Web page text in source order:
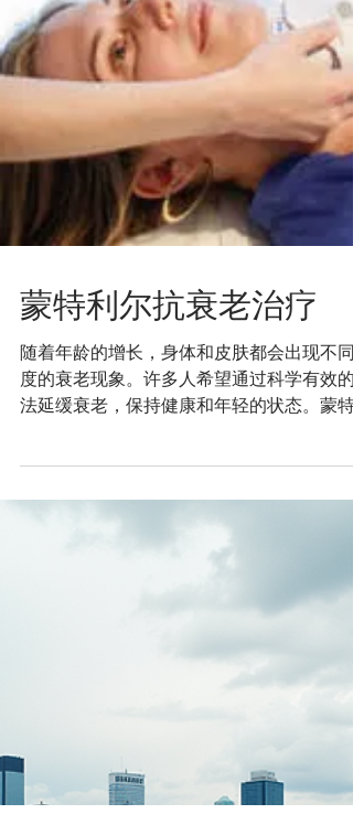
蒙特利尔抗衰老治疗
尔作为加拿大重要的医疗和美容中心，提供
多种先进的抗衰老治疗方案，满足不同人群